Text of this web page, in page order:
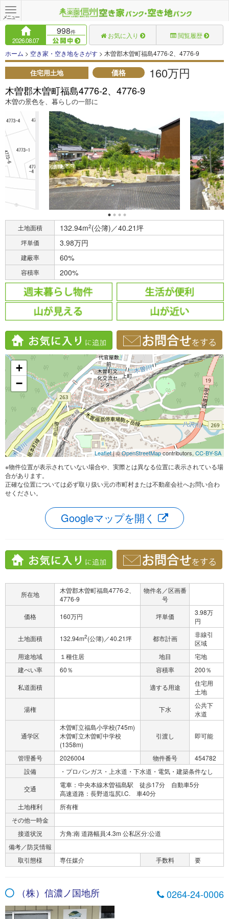
Toggle
navigation
メニュー
2026.08.07
998件 お気に入り 閲覧履歴
ホーム > 空き家・空き地をさがす > 木曽郡木曽町福島4776-2、4776-9
住宅用土地 価格 160万円
木曽郡木曽町福島4776-2、4776-9
木曽の景色を、暮らしの一部に
土地面積 132.94m2(公簿)／40.21坪
坪単価 3.98万円
建蔽率 60%
容積率 200%
+
−
Leaflet| ©OpenStreetMapcontributors, CC-BY-SA
※物件位置が表示されていない場合や、実際とは異なる位置に表示されている場
合があります。
正確な位置については必ず取り扱い元の市町村または不動産会社へお問い合わ
せください。
Googleマップを開く
所在地
木曽郡木曽町福島4776-2、
4776-9
物件名／区画番
号
価格
160万円 坪単価
3.98万
円
土地面積
132.94m2(公簿)／40.21坪 都市計画
非線引
区域
用途地域
１種住居 地目
宅地
建ぺい率
60％ 容積率
200％
私道面積
適する用途
住宅用
土地
湯権
下水
公共下
水道
通学区
木曽町立福島小学校(745m)
木曽町立木曽町中学校
(1358m)
引渡し 即可能
管理番号 2026004 物件番号
454782
設備
・プロパンガス・上水道・下水道・電気・建築条件なし
交通
電車：中央本線木曽福島駅 徒歩17分 自動車5分
高速道路：長野道塩尻I.C. 車40分
土地権利
所有権
その他一時金
接道状況
方角:南 道路幅員:4.3m 公私区分:公道
備考／防災情報
取引態様
専任媒介 手数料 要
（株）信濃ノ国地所 0264-24-0006